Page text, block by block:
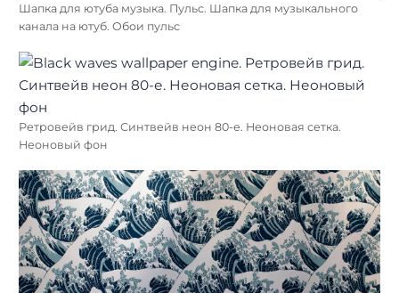
Шапка для ютуба музыка. Пульс. Шапка для музыкального
канала на ютуб. Обои пульс
Ретровейв грид. Синтвейв неон 80-е. Неоновая сетка.
Неоновый фон